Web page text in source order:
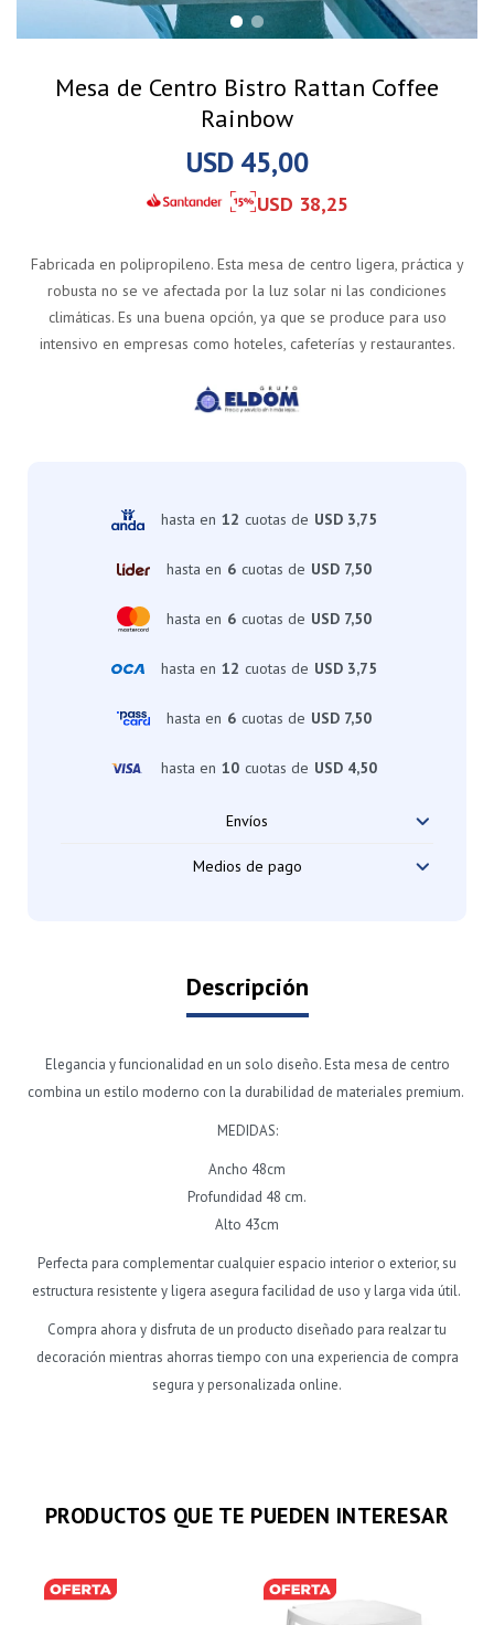
Mesa de Centro Bistro Rattan Coffee
Rainbow
USD 45,00
USD 38,25
Fabricada en polipropileno. Esta mesa de centro ligera, práctica y
robusta no se ve afectada por la luz solar ni las condiciones
climáticas. Es una buena opción, ya que se produce para uso
intensivo en empresas como hoteles, cafeterías y restaurantes.
hasta en 12 cuotas de USD 3,75
hasta en 6 cuotas de USD 7,50
hasta en 6 cuotas de USD 7,50
hasta en 12 cuotas de USD 3,75
hasta en 6 cuotas de USD 7,50
hasta en 10 cuotas de USD 4,50
Envíos
Medios de pago
Descripción
Elegancia y funcionalidad en un solo diseño. Esta mesa de centro
combina un estilo moderno con la durabilidad de materiales premium.
MEDIDAS:
Ancho 48cm
Profundidad 48 cm.
Alto 43cm
Perfecta para complementar cualquier espacio interior o exterior, su
estructura resistente y ligera asegura facilidad de uso y larga vida útil.
Compra ahora y disfruta de un producto diseñado para realzar tu
decoración mientras ahorras tiempo con una experiencia de compra
segura y personalizada online.
PRODUCTOS QUE TE PUEDEN INTERESAR